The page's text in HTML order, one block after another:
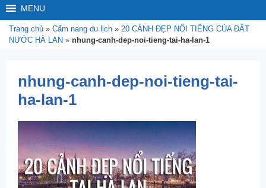
MENU
Trang chủ » Cẩm nang du lịch » 20 CẢNH ĐẸP NỔI TIẾNG CỦA ĐẤT
NƯỚC HÀ LAN » nhung-canh-dep-noi-tieng-tai-ha-lan-1
nhung-canh-dep-noi-tieng-tai-
ha-lan-1